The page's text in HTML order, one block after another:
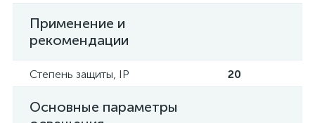
Применение и
рекомендации
Степень защиты, IP 20
Основные параметры